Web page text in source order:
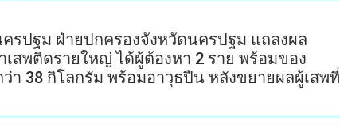
รปฐม ฝ่ายปกครองจังหวัดนครปฐม แถลงผล
สพติดรายใหญ่ ได้ผู้ต้องหา 2 ราย พร้อมของ
า 38 กิโลกรัม พร้อมอาวุธปืน หลังขยายผลผู้เสพที่